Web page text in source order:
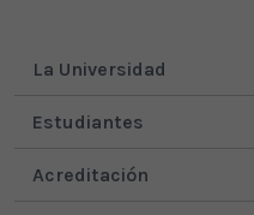
La Universidad
Estudiantes
Acreditación